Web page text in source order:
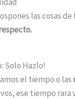
las cosas
el tiempo o las
ese tiempo rara